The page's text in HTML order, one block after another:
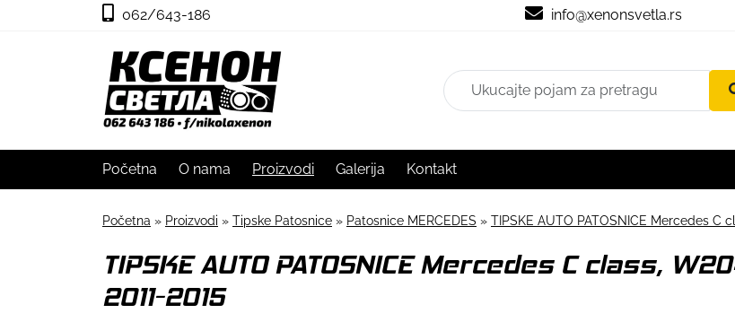
062/643-186 info@xenonsvetla.rs
Početna O nama Proizvodi Galerija Kontakt
Početna » Proizvodi » Tipske Patosnice » Patosnice MERCEDES » TIPSKE AUTO PATOSNICE Mercedes C
TIPSKE AUTO PATOSNICE Mercedes C class,
2011-2015